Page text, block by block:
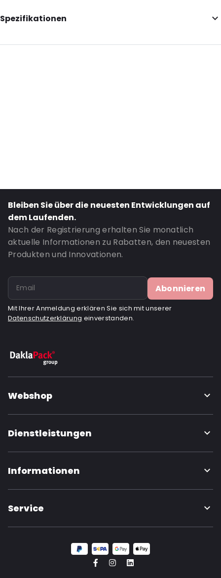
Spezifikationen
Additional information: Briefkastenfreundlich
Bestell-ID: 090010
Bleiben Sie über die neuesten Entwicklungen auf
dem Laufenden.
Nach der Registrierung erhalten Sie monatlich
aktuelle Informationen zu Rabatten, den neuesten
Produkten und Innovationen.
Abonnieren
Mit Ihrer Anmeldung erklären Sie sich mit unserer
Datenschutzerklärung einverstanden.
Webshop
Dienstleistungen
Informationen
Service